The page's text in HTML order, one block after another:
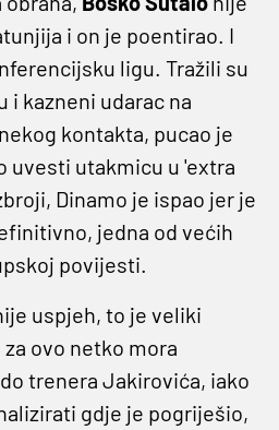
i on je poentirao. I
ligu. Tražili su
i kazneni udarac na
kontakta, pucao je
uvesti utakmicu u 'extra
Dinamo je ispao jer je
jedna od većih
povijesti.
uspjeh, to je veliki
ovo netko mora
trenera Jakirovića, iako
gdje je pogriješio,